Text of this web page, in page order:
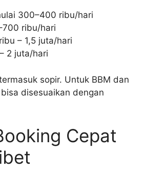
300–400 ribu/hari
ribu/hari
– 1,5 juta/hari
2 juta/hari
sopir. Untuk BBM dan
disesuaikan dengan
Cepat